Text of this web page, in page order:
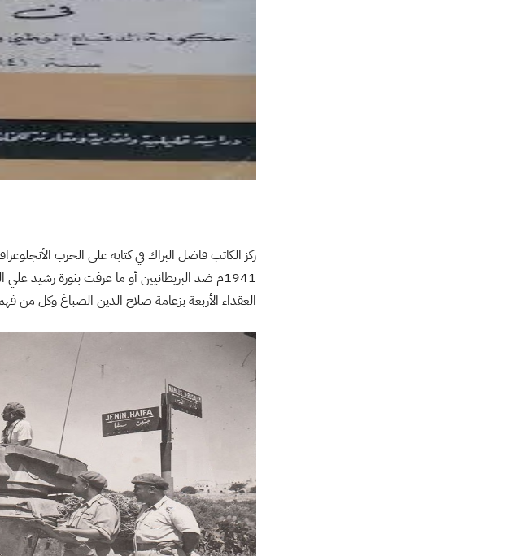
ركز الكاتب فاضل البراك في كتابه على الحرب
1941م ضد البريطانيين أو ما عرفت بثورة رشيد
العقداء الأربعة بزعامة صلاح الدين الصباغ وكل